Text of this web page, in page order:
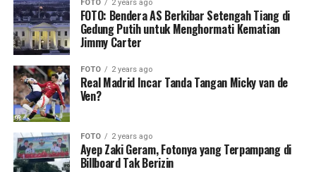
FOTO 2 years ago
FOTO: Bendera AS Berkibar Setengah Tiang di
Gedung Putih untuk Menghormati Kematian
Jimmy Carter
FOTO 2 years ago
Real Madrid Incar Tanda Tangan Micky van de
Ven?
FOTO 2 years ago
Ayep Zaki Geram, Fotonya yang Terpampang di
Billboard Tak Berizin